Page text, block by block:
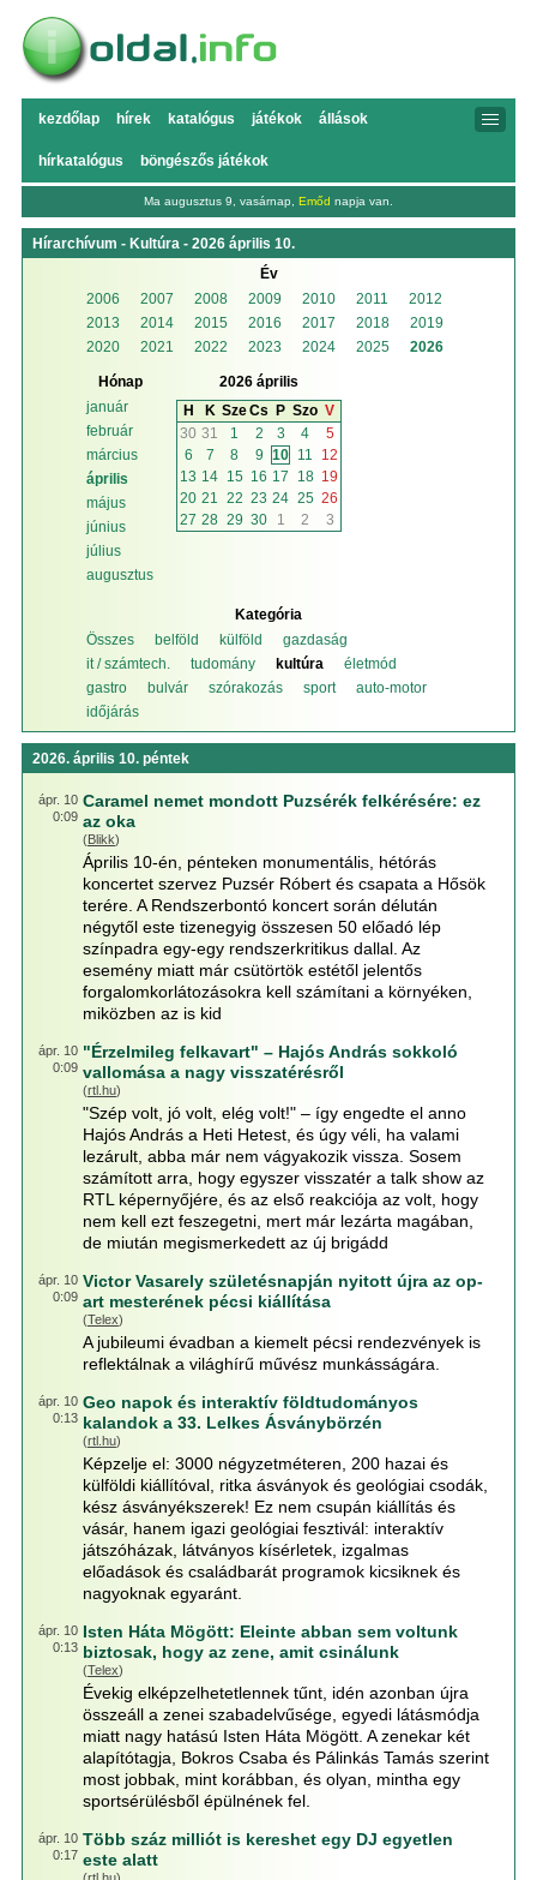
kezdőlap hírek katalógus játékok állások
hírkatalógus böngészős játékok
Ma augusztus 9, vasárnap, Emőd napja van.
Hírarchívum - Kultúra - 2026 április 10.
Év
2006
2007 2008 2009 2010 2011
2012
2013
2014 2015 2016 2017 2018
2019
2020
2021 2022 2023 2024 2025 2026
Hónap
január
február
március
április
május
június
július
augusztus
2026 április
H
K SzeCs P Szo V
30 31 1 2 3 4
5
6
7 8 9 10 11
12
13 14 15 16 17 18 19
20 21 22 23 24 25 26
27 28 29 30 1 2 3
Kategória
Összes
belföld külföld
gazdaság
it / számtech.
tudomány kultúra
életmód
gastro
bulvár szórakozás sport
auto-motor
időjárás
2026. április 10. péntek
ápr. 10
0:09
Caramel nemet mondott Puzsérék felkérésére: ez
az oka
(Blikk)
Április 10-én, pénteken monumentális, hétórás
koncertet szervez Puzsér Róbert és csapata a Hősök
terére. A Rendszerbontó koncert során délután
négytől este tizenegyig összesen 50 előadó lép
színpadra egy-egy rendszerkritikus dallal. Az
esemény miatt már csütörtök estétől jelentős
forgalomkorlátozásokra kell számítani a környéken,
miközben az is kid
ápr. 10
0:09
"Érzelmileg felkavart" – Hajós András sokkoló
vallomása a nagy visszatérésről
(rtl.hu)
"Szép volt, jó volt, elég volt!" – így engedte el anno
Hajós András a Heti Hetest, és úgy véli, ha valami
lezárult, abba már nem vágyakozik vissza. Sosem
számított arra, hogy egyszer visszatér a talk show az
RTL képernyőjére, és az első reakciója az volt, hogy
nem kell ezt feszegetni, mert már lezárta magában,
de miután megismerkedett az új brigádd
ápr. 10
0:09
Victor Vasarely születésnapján nyitott újra az op-
art mesterének pécsi kiállítása
(Telex)
A jubileumi évadban a kiemelt pécsi rendezvények is
reflektálnak a világhírű művész munkásságára.
ápr. 10
0:13
Geo napok és interaktív földtudományos
kalandok a 33. Lelkes Ásványbörzén
(rtl.hu)
Képzelje el: 3000 négyzetméteren, 200 hazai és
külföldi kiállítóval, ritka ásványok és geológiai csodák,
kész ásványékszerek! Ez nem csupán kiállítás és
vásár, hanem igazi geológiai fesztivál: interaktív
játszóházak, látványos kísérletek, izgalmas
előadások és családbarát programok kicsiknek és
nagyoknak egyaránt.
ápr. 10
0:13
Isten Háta Mögött: Eleinte abban sem voltunk
biztosak, hogy az zene, amit csinálunk
(Telex)
Évekig elképzelhetetlennek tűnt, idén azonban újra
összeáll a zenei szabadelvűsége, egyedi látásmódja
miatt nagy hatású Isten Háta Mögött. A zenekar két
alapítótagja, Bokros Csaba és Pálinkás Tamás szerint
most jobbak, mint korábban, és olyan, mintha egy
sportsérülésből épülnének fel.
ápr. 10
0:17
Több száz milliót is kereshet egy DJ egyetlen
este alatt